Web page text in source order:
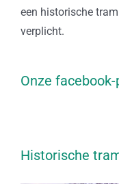
een historische
verplicht.
Onze
Historische